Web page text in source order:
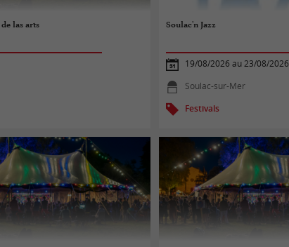
las arts Soulac'n Jazz
19/08/2026 au 23/08/2026
Soulac-sur-Mer
Festivals